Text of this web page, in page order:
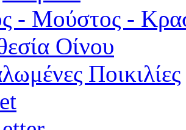
- Μούστος -
Οίνου
Ποικιλίες